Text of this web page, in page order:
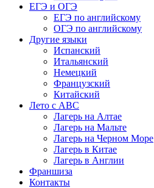
ЕГЭ и ОГЭ
ЕГЭ по английскому
ОГЭ по английскому
Другие языки
Испанский
Итальянский
Немецкий
Французский
Китайский
Лето с ABC
Лагерь на Алтае
Лагерь на Мальте
Лагерь на Черном Море
Лагерь в Китае
Лагерь в Англии
Франшиза
Контакты